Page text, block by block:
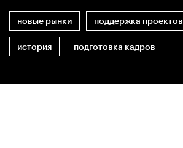
новые рынки поддержка проектов
история подготовка кадров